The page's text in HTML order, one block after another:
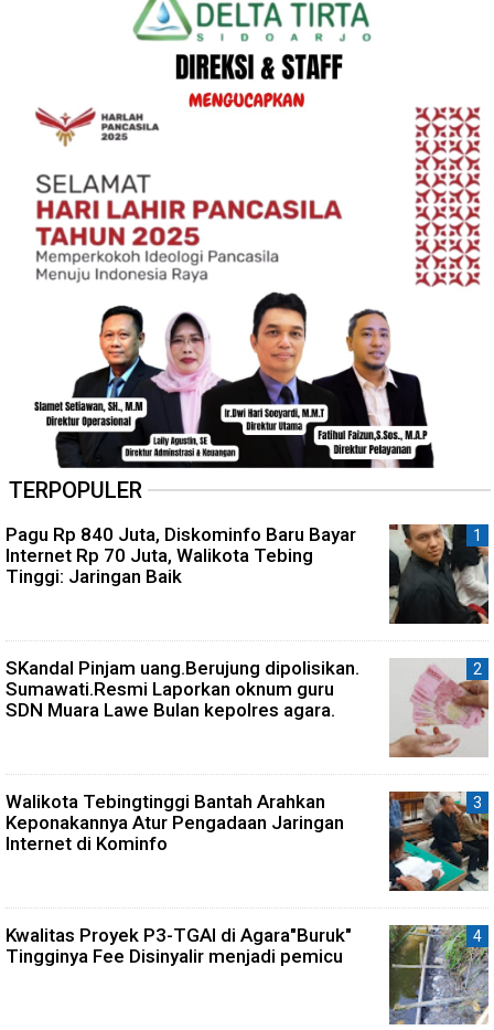
TERPOPULER
Pagu Rp 840 Juta, Diskominfo Baru Bayar
Internet Rp 70 Juta, Walikota Tebing
Tinggi: Jaringan Baik
SKandal Pinjam uang.Berujung dipolisikan.
Sumawati.Resmi Laporkan oknum guru
SDN Muara Lawe Bulan kepolres agara.
Walikota Tebingtinggi Bantah Arahkan
Keponakannya Atur Pengadaan Jaringan
Internet di Kominfo
Kwalitas Proyek P3-TGAI di Agara"Buruk"
Tingginya Fee Disinyalir menjadi pemicu